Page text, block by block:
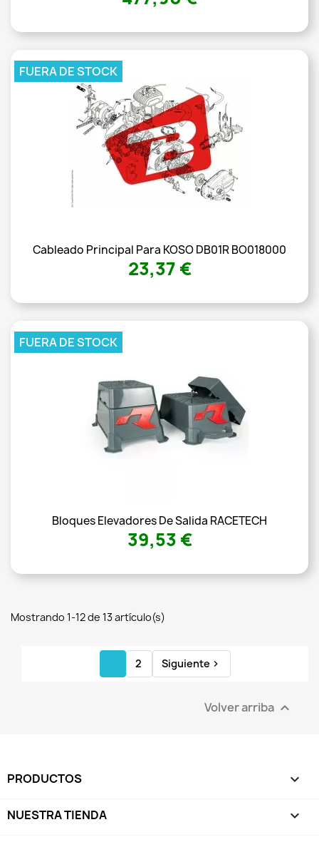
Cableado Principal Para KOSO DB01R BO018000
23,37 €
FUERA DE STOCK
Bloques Elevadores De Salida RACETECH
39,53 €
FUERA DE STOCK
Mostrando 1-12 de 13 artículo(s)
2 Siguiente 
Volver arriba 
PRODUCTOS 
NUESTRA TIENDA 